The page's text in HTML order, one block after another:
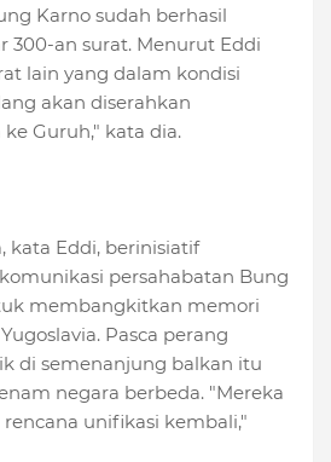
Karno sudah berhasil
300-an surat. Menurut Eddi
lain yang dalam kondisi
akan diserahkan
Guruh," kata dia.
kata Eddi, berinisiatif
persahabatan Bung
membangkitkan memori
Pasca perang
di semenanjung balkan itu
negara berbeda. "Mereka
unifikasi kembali,"